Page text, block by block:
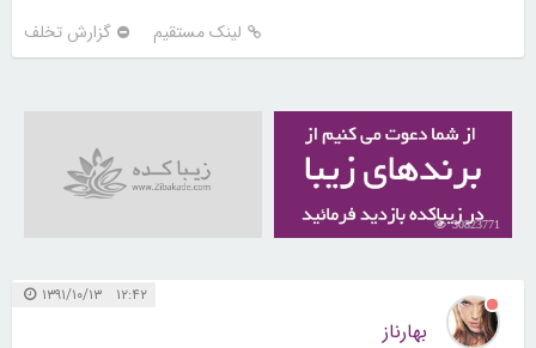
لینک مستقیم گزارش تخلف
30823771
۱۲:۴۲ ۱۳۹۱/۱۰/۱۳
بهارناز